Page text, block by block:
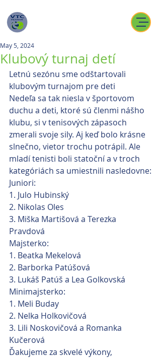
Klubový turnaj detí
May 5, 2024
Letnú sezónu sme odštartovali
klubovým turnajom pre deti
Nedeľa sa tak niesla v športovom
duchu a deti, ktoré sú členmi nášho
klubu, si v tenisových zápasoch
zmerali svoje sily. Aj keď bolo krásne
slnečno, vietor trochu potrápil. Ale
mladí tenisti boli statoční a v troch
kategóriách sa umiestnili nasledovne:
Juniori:
1. Julo Hubinský
2. Nikolas Oles
3. Miška Martišová a Terezka
Pravdová
Majsterko:
1. Beatka Mekelová
2. Barborka Patúšová
3. Lukáš Patúš a Lea Golkovská
Minimajsterko:
1. Meli Buday
2. Nelka Holkovičová
3. Lili Noskovičová a Romanka
Kučerová
Ďakujeme za skvelé výkony,